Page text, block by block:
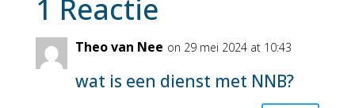
1 Reactie
Theo van Nee on 29 mei 2024 at 10:43
wat is een dienst met NNB?